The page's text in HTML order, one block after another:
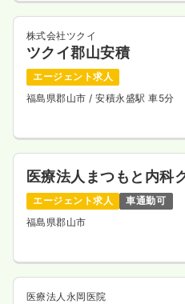
外来正看護師
日勤のみ（常勤）
給与 19.5〜22.0 /月 賞与
※一例
時間 8:30～17:30（休憩60分）
日祝休み
株式会社ツクイ
ツクイ郡山安積
エージェント求人
福島県郡山市 / 安積永盛駅 車5分
医療法人まつもと内科
エージェント求人
車通勤可
福島県郡山市
医療法人永岡医院